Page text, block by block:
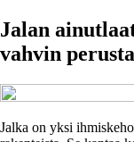
Jalan
vahvin perusta
Jalka on yksi